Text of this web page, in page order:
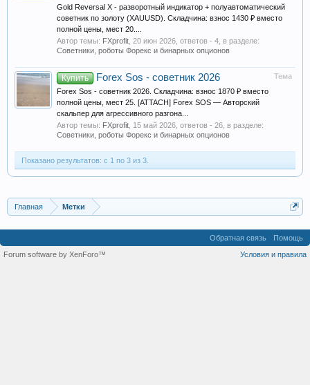
Gold Reversal X - разворотный индикатор + полуавтоматический
советник по золоту (XAUUSD). Складчина: взнос 1430 ₽ вместо
полной цены, мест 20....
Автор темы: FXprofit 20 июн 2026 , ответов - 4, в разделе:
Советники, роботы Форекс и бинарных опционов
Тема
Купить Forex Sos - советник 2026
Forex Sos - советник 2026. Складчина: взнос 1870 ₽ вместо
полной цены, мест 25. [ATTACH] Forex SOS — Авторский
скальпер для агрессивного разгона...
Автор темы: FXprofit 15 май 2026 , ответов - 26, в разделе:
Советники, роботы Форекс и бинарных опционов
Показано результатов: с 1 по 3 из 3.
Главная Метки
Обратная связь
Помощь
Условия и правила
Forum software by XenForo™